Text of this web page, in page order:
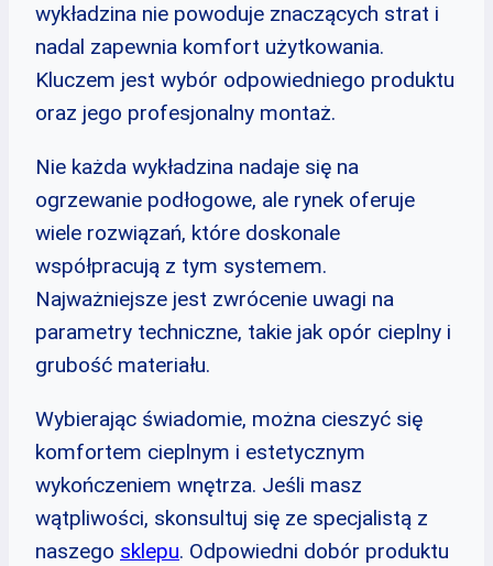
wykładzina nie powoduje znaczących strat i
nadal zapewnia komfort użytkowania.
Kluczem jest wybór odpowiedniego produktu
oraz jego profesjonalny montaż.
Nie każda wykładzina nadaje się na
ogrzewanie podłogowe, ale rynek oferuje
wiele rozwiązań, które doskonale
współpracują z tym systemem.
Najważniejsze jest zwrócenie uwagi na
parametry techniczne, takie jak opór cieplny i
grubość materiału.
Wybierając świadomie, można cieszyć się
komfortem cieplnym i estetycznym
wykończeniem wnętrza. Jeśli masz
wątpliwości, skonsultuj się ze specjalistą z
naszego sklepu. Odpowiedni dobór produktu